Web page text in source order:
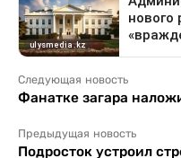
Следующая новость
Фанатке загара
Предыдущая новость
Подросток устроил